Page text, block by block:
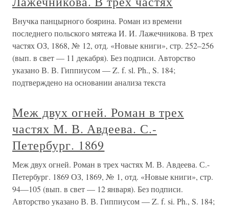
Внучка панцырного боярина. Роман из времени
последнего польского мятежа И. И. Лажечникова. В трех
частях ОЗ, 1868, № 12, отд. «Новые книги», стр. 252–256
(вып. в свет — 11 декабря). Без подписи. Авторство
указано В. В. Гиппиусом — Z. f. sl. Ph., S. 184;
подтверждено на основании анализа текста
Меж двух огней. Роман в трех
частях М. В. Авдеева. С.-
Петербург. 1869
Меж двух огней. Роман в трех частях М. В. Авдеева. С.-
Петербург. 1869 ОЗ, 1869, № 1, отд. «Новые книги», стр.
94—105 (вып. в свет — 12 января). Без подписи.
Авторство указано В. В. Гиппиусом — Z. f. si. Ph., S. 184;